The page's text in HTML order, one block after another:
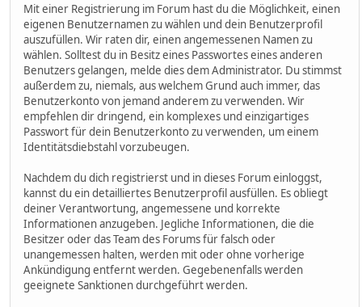
Mit einer Registrierung im Forum hast du die Möglichkeit, einen
eigenen Benutzernamen zu wählen und dein Benutzerprofil
auszufüllen. Wir raten dir, einen angemessenen Namen zu
wählen. Solltest du in Besitz eines Passwortes eines anderen
Benutzers gelangen, melde dies dem Administrator. Du stimmst
außerdem zu, niemals, aus welchem Grund auch immer, das
Benutzerkonto von jemand anderem zu verwenden. Wir
empfehlen dir dringend, ein komplexes und einzigartiges
Passwort für dein Benutzerkonto zu verwenden, um einem
Identitätsdiebstahl vorzubeugen.
Nachdem du dich registrierst und in dieses Forum einloggst,
kannst du ein detailliertes Benutzerprofil ausfüllen. Es obliegt
deiner Verantwortung, angemessene und korrekte
Informationen anzugeben. Jegliche Informationen, die die
Besitzer oder das Team des Forums für falsch oder
unangemessen halten, werden mit oder ohne vorherige
Ankündigung entfernt werden. Gegebenenfalls werden
geeignete Sanktionen durchgeführt werden.